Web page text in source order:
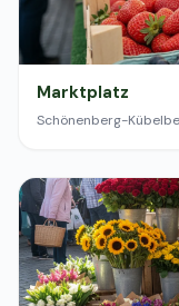
Marktplatz
Schönenberg-